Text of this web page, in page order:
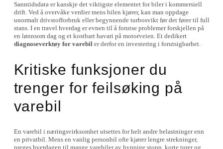
Sanntidsdata er kanskje det viktigste elementet for biler i kommersiell
drift. Ved å overvåke verdier mens bilen kjører, kan man oppdage
unormalt drivstofforbruk eller begynnende turbosvikt før det fører til full
stans. I en travel hverdag er evnen til å forutse problemer forskjellen på
en lønnsom dag og et kostbart havari på motorveien. Et dedikert
diagnoseverktøy for varebiler derfor en investering i forutsigbarhet.
Kritiske funksjoner du
trenger for feilsøking på
varebil
En varebil i næringsvirksomhet utsettes for helt andre belastninger enn
en privatbil. Mens en vanlig personbil ofte kjører lengre strekninger,
preges hverdagen til mange varebiler av hyppige stopp, korte turer og